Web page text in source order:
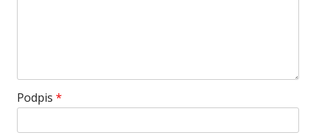
Podpis *